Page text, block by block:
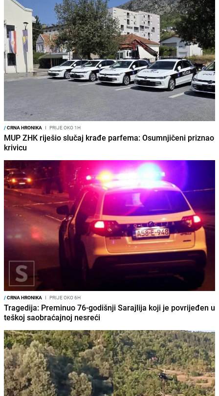
/CRNA HRONIKA I PRIJE OKO 1H
MUP ZHK riješio slučaj krađe parfema: Osumnjičeni priznao
krivicu
/CRNA HRONIKA I PRIJE OKO 6H
Tragedija: Preminuo 76-godišnji Sarajlija koji je povrijeđen u
teškoj saobraćajnoj nesreći